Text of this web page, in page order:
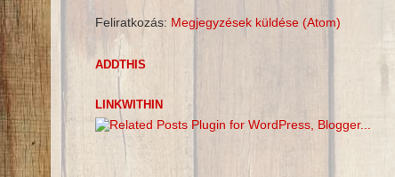
Feliratkozás: Megjegyzések küldése (Atom)
ADDTHIS
LINKWITHIN